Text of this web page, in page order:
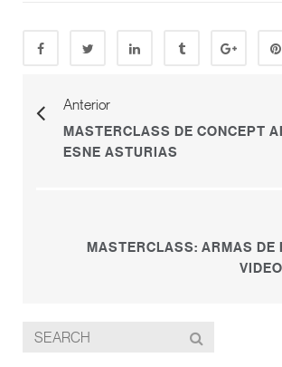
Anterior
MASTERCLASS DE CONCEPT
ESNE ASTURIAS
MASTERCLASS: ARMAS DE